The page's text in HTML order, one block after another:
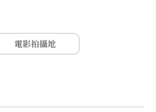
電影拍攝地